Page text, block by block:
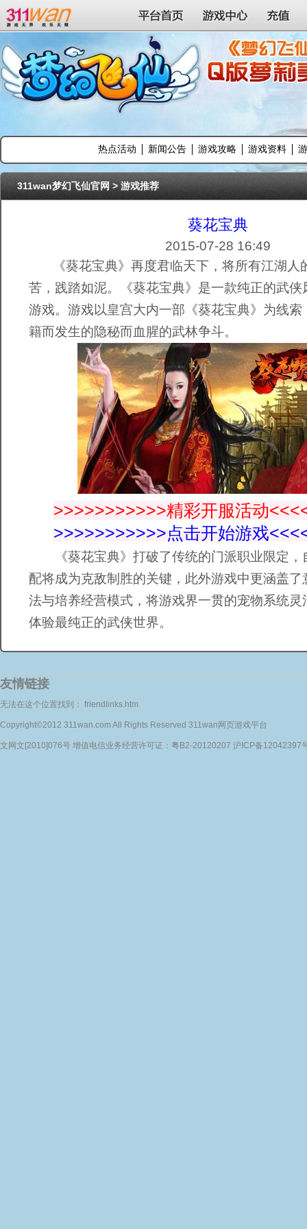
311wan平台 平台首页 游戏中心 充值
热点活动 新闻公告 游戏攻略 游戏资料
311wan梦幻飞仙官网>游戏推荐
葵花宝典
2015-07-28 16:49
《葵花宝典》再度君临天下，将所有江湖人
苦，践踏如泥。《葵花宝典》是一款纯正的武侠
游戏。游戏以皇宫大内一部《葵花宝典》为线索
籍而发生的隐秘而血腥的武林争斗。
>>>>>>>>>>>精彩开服活动
>>>>>>>>>>>点击开始游戏
《葵花宝典》打破了传统的门派职业限定，
配将成为克敌制胜的关键，此外游戏中更涵盖
法与培养经营模式，将游戏界一贯的宠物系统灵
体验最纯正的武侠世界。
友情链接
无法在这个位置找到： friendlinks.htm
Copyright©2012 311wan.com All Rights Reserved 311wan网页游戏平台
文网文[2010]076号 增值电信业务经营许可证：粤B2-20120207 沪ICP备12042397